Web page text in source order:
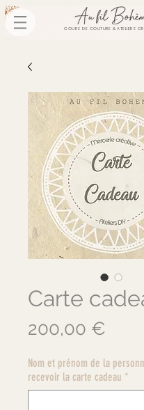
COURS DE COUTURE & ATELIERS
Carte
200,00 €
Nom et prénom de la
recevoir la carte cadeau *